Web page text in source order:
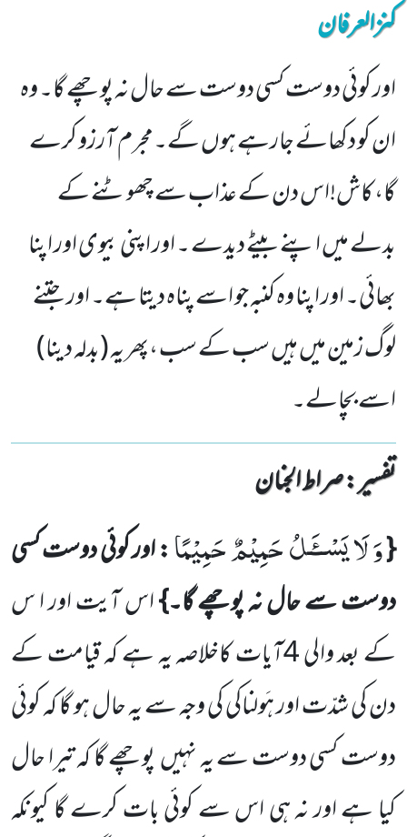
کنزالعرفان
اور کوئی دوست کسی دوست سے حال نہ پوچھے گا۔ وہ
ان کو دکھائے جارہے ہوں گے۔مجرم آرزو کرے
گا، کاش!اس دن کے عذاب سے چھوٹنے کے
بدلے میں اپنے بیٹے دیدے ۔ اور اپنی بیوی اور اپنا
بھائی۔ اور اپنا وہ کنبہ جو اسے پناہ دیتا ہے۔ اور جتنے
لوگ زمین میں ہیں سب کے سب ،پھر یہ (بدلہ دینا)
اسے بچالے۔
تفسیر : ‎صراط الجنان
{وَ لَا یَسْــٴَـلُ حَمِیْمٌ حَمِیْمًا: اور کوئی دوست کسی
دوست سےحال نہ پوچھے گا۔}اس آیت اور ا س
کے بعد والی4آیات کاخلاصہ یہ ہے کہ قیامت کے
دن کی شدّت اور ہَولناکی کی وجہ سے یہ حال ہو گا کہ کوئی
دوست کسی دوست سے یہ نہیںپوچھے گا کہ تیرا حال
کیا ہے اور نہ ہی اس سے کوئی بات کرے گا کیونکہ